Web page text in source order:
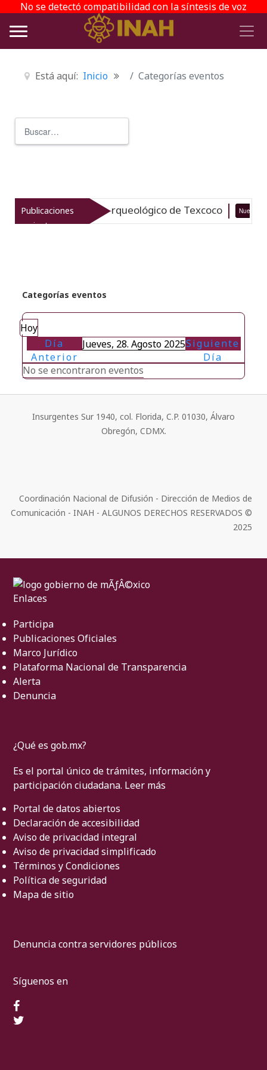
No se detectó compatibilidad con la síntesis de voz
Está aquí: Inicio Categorías eventos
Publicaciones
recientes
el patrimonio arqueológico de Texcoco Nuevo
Categorías eventos
Hoy
Día
Anterior
Jueves, 28. Agosto 2025Siguiente
Día
No se encontraron eventos
Insurgentes Sur 1940, col. Florida, C.P. 01030, Álvaro
Obregón, CDMX.
Coordinación Nacional de Difusión - Dirección de Medios de
Comunicación - INAH - ALGUNOS DERECHOS RESERVADOS ©
2025
Enlaces
Participa
Publicaciones Oficiales
Marco Jurídico
Plataforma Nacional de Transparencia
Alerta
Denuncia
¿Qué es gob.mx?
Es el portal único de trámites, información y
participación ciudadana. Leer más
Portal de datos abiertos
Declaración de accesibilidad
Aviso de privacidad integral
Aviso de privacidad simplificado
Términos y Condiciones
Política de seguridad
Mapa de sitio
Denuncia contra servidores públicos
Síguenos en